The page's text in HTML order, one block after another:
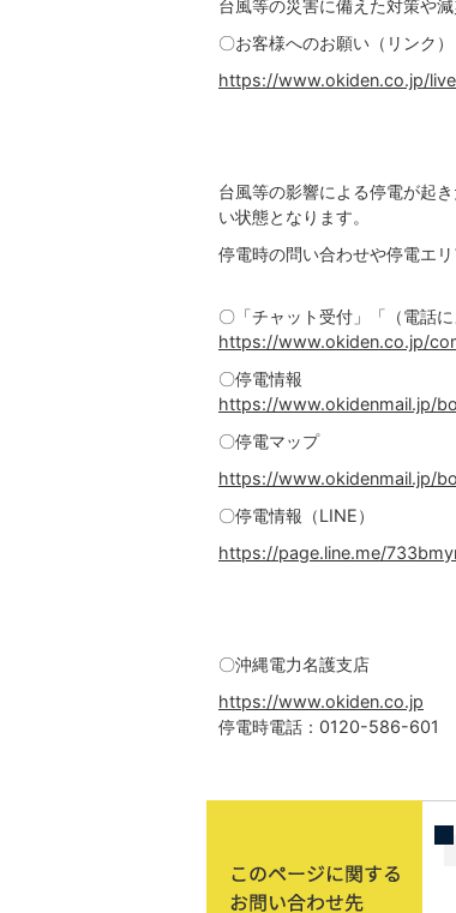
台風等の災害に備えた対策や
〇お客様へのお願い（リンク）
https://www.okiden.co.jp/
台風等の影響による停電が起
い状態となります。
停電時の問い合わせや停電エ
〇「チャット受付」「（電話
https://www.okiden.co.jp/
〇停電情報
https://www.okidenmail.jp/
〇停電マップ
https://www.okidenmail.jp/
〇停電情報（LINE）
https://page.line.me/
〇沖縄電力名護支店
https://www.okiden.co.jp
停電時電話：0120-586-601